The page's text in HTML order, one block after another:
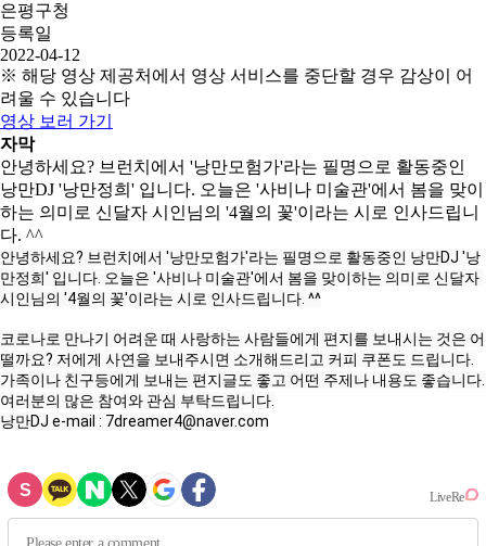
은평구청
등록일
2022-04-12
※ 해당 영상 제공처에서 영상 서비스를 중단할 경우 감상이 어
려울 수 있습니다
영상 보러 가기
자막
안녕하세요? 브런치에서 '낭만모험가'라는 필명으로 활동중인
낭만DJ '낭만정희' 입니다. 오늘은 '사비나 미술관'에서 봄을 맞이
하는 의미로 신달자 시인님의 '4월의 꽃'이라는 시로 인사드립니
다. ^^
안녕하세요? 브런치에서 '낭만모험가'라는 필명으로 활동중인 낭만DJ '낭
만정희' 입니다. 오늘은 '사비나 미술관'에서 봄을 맞이하는 의미로 신달자
시인님의 '4월의 꽃'이라는 시로 인사드립니다. ^^
코로나로 만나기 어려운 때 사랑하는 사람들에게 편지를 보내시는 것은 어
떨까요? 저에게 사연을 보내주시면 소개해드리고 커피 쿠폰도 드립니다.
가족이나 친구등에게 보내는 편지글도 좋고 어떤 주제나 내용도 좋습니다.
여러분의 많은 참여와 관심 부탁드립니다.
낭만DJ e-mail : 7dreamer4@naver.com